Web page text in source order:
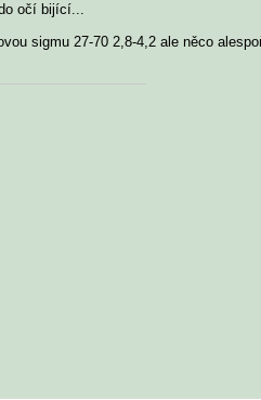
očí bijící...
sigmu 27-70 2,8-4,2 ale něco